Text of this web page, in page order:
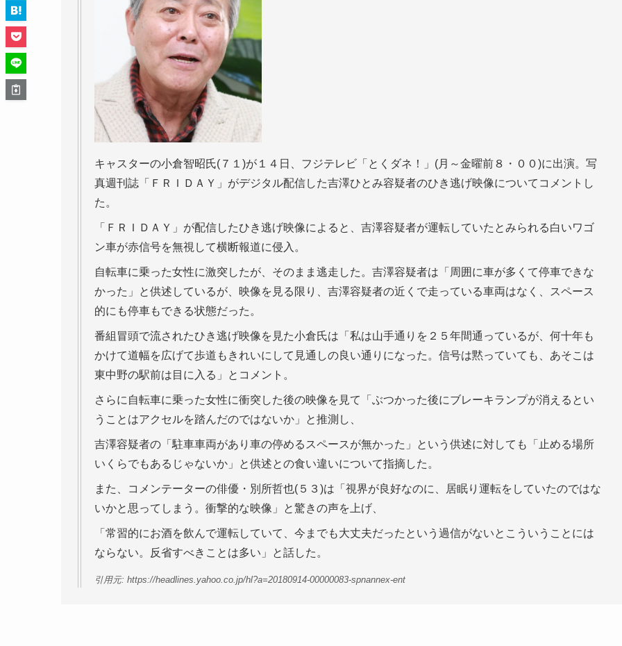
キャスターの小倉智昭氏(７１)が１４日、フジテレビ「とくダネ！」(月～金曜前８・００)に出演。写
真週刊誌「ＦＲＩＤＡＹ」がデジタル配信した吉澤ひとみ容疑者のひき逃げ映像についてコメントし
た。
「ＦＲＩＤＡＹ」が配信したひき逃げ映像によると、吉澤容疑者が運転していたとみられる白いワゴ
ン車が赤信号を無視して横断報道に侵入。
自転車に乗った女性に激突したが、そのまま逃走した。吉澤容疑者は「周囲に車が多くて停車できな
かった」と供述しているが、映像を見る限り、吉澤容疑者の近くで走っている車両はなく、スペース
的にも停車もできる状態だった。
番組冒頭で流されたひき逃げ映像を見た小倉氏は「私は山手通りを２５年間通っているが、何十年も
かけて道幅を広げて歩道もきれいにして見通しの良い通りになった。信号は黙っていても、あそこは
東中野の駅前は目に入る」とコメント。
さらに自転車に乗った女性に衝突した後の映像を見て「ぶつかった後にブレーキランプが消えるとい
うことはアクセルを踏んだのではないか」と推測し、
吉澤容疑者の「駐車車両があり車の停めるスペースが無かった」という供述に対しても「止める場所
いくらでもあるじゃないか」と供述との食い違いについて指摘した。
また、コメンテーターの俳優・別所哲也(５３)は「視界が良好なのに、居眠り運転をしていたのではな
いかと思ってしまう。衝撃的な映像」と驚きの声を上げ、
「常習的にお酒を飲んで運転していて、今までも大丈夫だったという過信がないとこういうことには
ならない。反省すべきことは多い」と話した。
引用元: https://headlines.yahoo.co.jp/hl?a=20180914-00000083-spnannex-ent